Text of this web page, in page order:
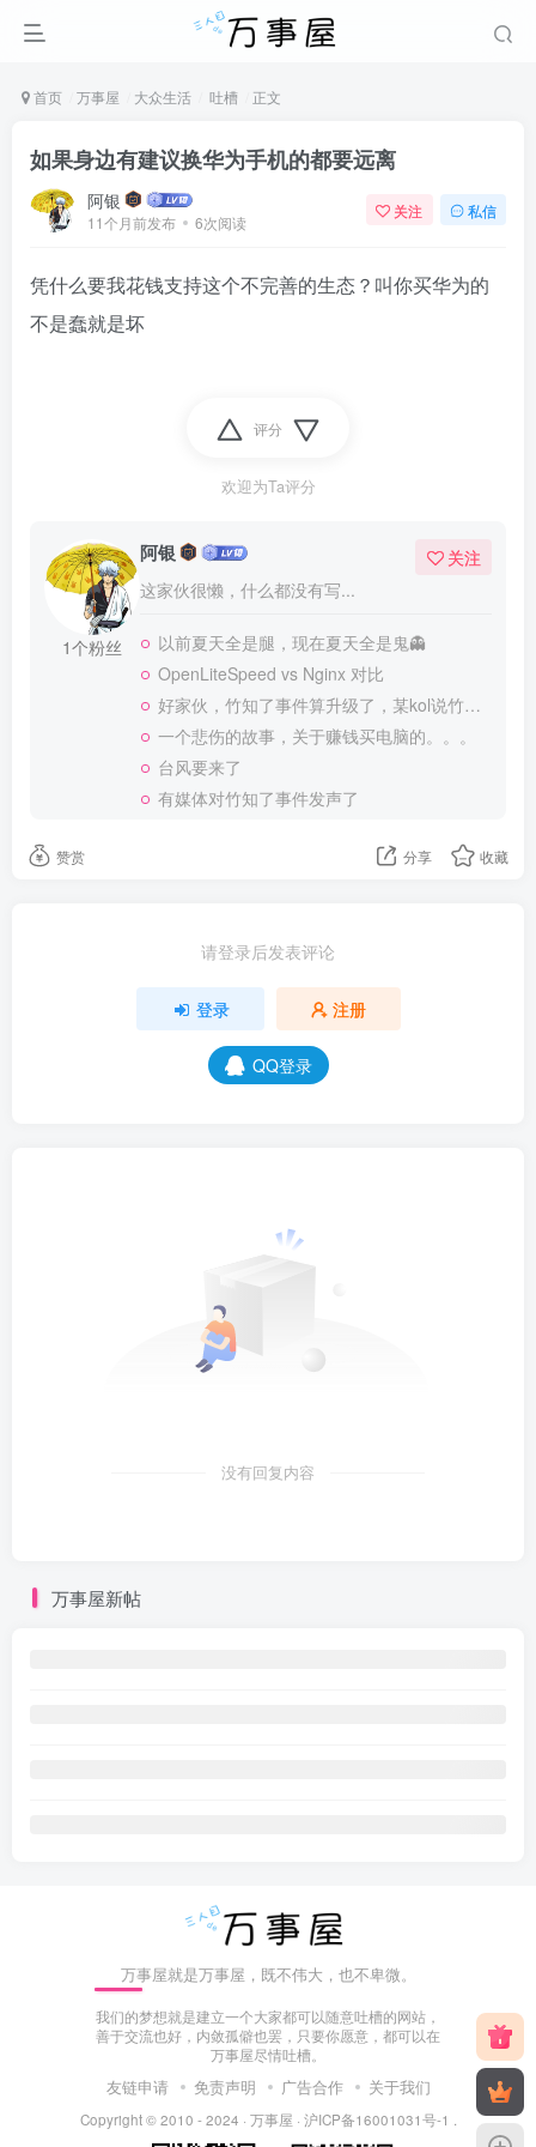
首页 万事屋 大众生活 吐槽 正文
如果身边有建议换华为手机的都要远离
阿银
11个月前发布 6次阅读
关注 私信
凭什么要我花钱支持这个不完善的生态？叫你买华为的
不是蠢就是坏
评分
欢迎为Ta评分
1个粉丝
阿银
这家伙很懒，什么都没有写...
关注
以前夏天全是腿，现在夏天全是鬼👻
OpenLiteSpeed vs Nginx 对比
好家伙，竹知了事件算升级了，某kol说竹知了是日本玩具
一个悲伤的故事，关于赚钱买电脑的。。。
台风要来了
有媒体对竹知了事件发声了
赞赏 分享 收藏
请登录后发表评论
登录 注册
QQ登录
没有回复内容
万事屋新帖
万事屋就是万事屋，既不伟大，也不卑微。
我们的梦想就是建立一个大家都可以随意吐槽的网站，
善于交流也好，内敛孤僻也罢，只要你愿意，都可以在
万事屋尽情吐槽。
友链申请 免责声明 广告合作 关于我们
Copyright © 2010 - 2024 · 万事屋 · 沪ICP备16001031号-1